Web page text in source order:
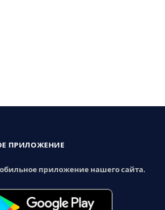
ПРИЛОЖЕНИЕ
приложение нашего сайта.